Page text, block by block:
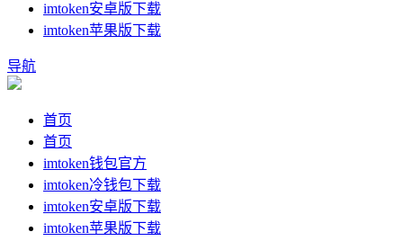
imtoken安卓版下载
imtoken苹果版下载
导航
首页
首页
imtoken钱包官方
imtoken冷钱包下载
imtoken安卓版下载
imtoken苹果版下载